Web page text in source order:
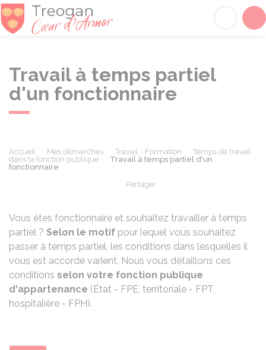
Travail à temps partiel
d'un fonctionnaire
Accueil Mes démarches Travail - Formation
Temps de travail
dans la fonction publique
Travail à temps partiel d'un
fonctionnaire
Partager
Vous êtes fonctionnaire et souhaitez travailler à temps
partiel ? Selon le motif pour lequel vous souhaitez
passer à temps partiel, les conditions dans lesquelles il
vous est accordé varient. Nous vous détaillons ces
conditions selon votre fonction publique
d'appartenance (État - FPE, territoriale - FPT,
hospitalière - FPH).